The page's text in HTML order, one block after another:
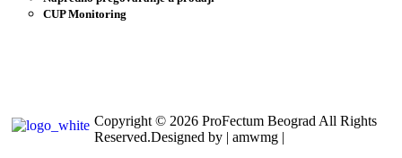
CUP Monitoring
Copyright © 2026 ProFectum Beograd All Rights
Reserved.Designed by | amwmg |